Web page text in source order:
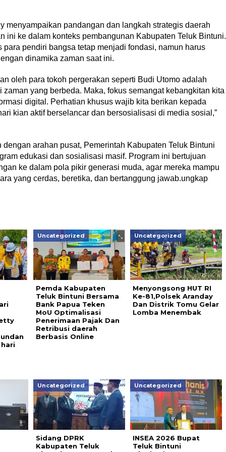
menyampaikan pandangan dan langkah strategis daerah
ini ke dalam konteks pembangunan Kabupaten Teluk Bintuni.
pendiri bangsa tetap menjadi fondasi, namun harus
dinamika zaman saat ini.
oleh para tokoh pergerakan seperti Budi Utomo adalah
yang berbeda. Maka, fokus semangat kebangkitan kita
digital. Perhatian khusus wajib kita berikan kepada
kian aktif berselancar dan bersosialisasi di media sosial,”
arahan pusat, Pemerintah Kabupaten Teluk Bintuni
edukasi dan sosialisasi masif. Program ini bertujuan
ke dalam pola pikir generasi muda, agar mereka mampu
yang cerdas, beretika, dan bertanggung jawab.ungkap
Uncategorized
Pemda Kabupaten
Teluk Bintuni Bersama
Bank Papua Teken
MoU Optimalisasi
Penerimaan Pajak Dan
Retribusi daerah
Berbasis Online
Uncategorized
Menyongsong HUT RI
Ke-81,Polsek Aranday
Dan Distrik Tomu Gelar
Lomba Menembak
Uncategorized
Sidang DPRK
Kabupaten Teluk
Uncategorized
INSEA 2026 Bupat
Teluk Bintuni